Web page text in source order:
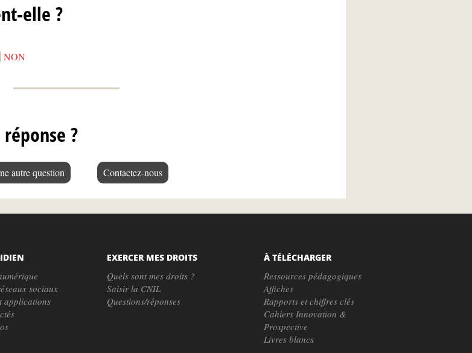
elle ?
NON
?
autre question Contactez-nous
sociaux
applications
EXERCER MES DROITS
Quels sont mes droits ?
Saisir la CNIL
Questions/réponses
À TÉLÉCHARGER
Ressources pédagogiques
Affiches
Rapports et chiffres clés
Cahiers Innovation &
Prospective
Livres blancs